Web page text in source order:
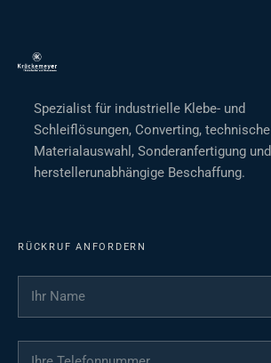
Spezialist für industrielle Klebe- und
Schleiflösungen, Converting, technische
Materialauswahl, Sonderanfertigung und
herstellerunabhängige Beschaffung.
RÜCKRUF ANFORDERN
Ihr Name
Ihre Telefonnummer